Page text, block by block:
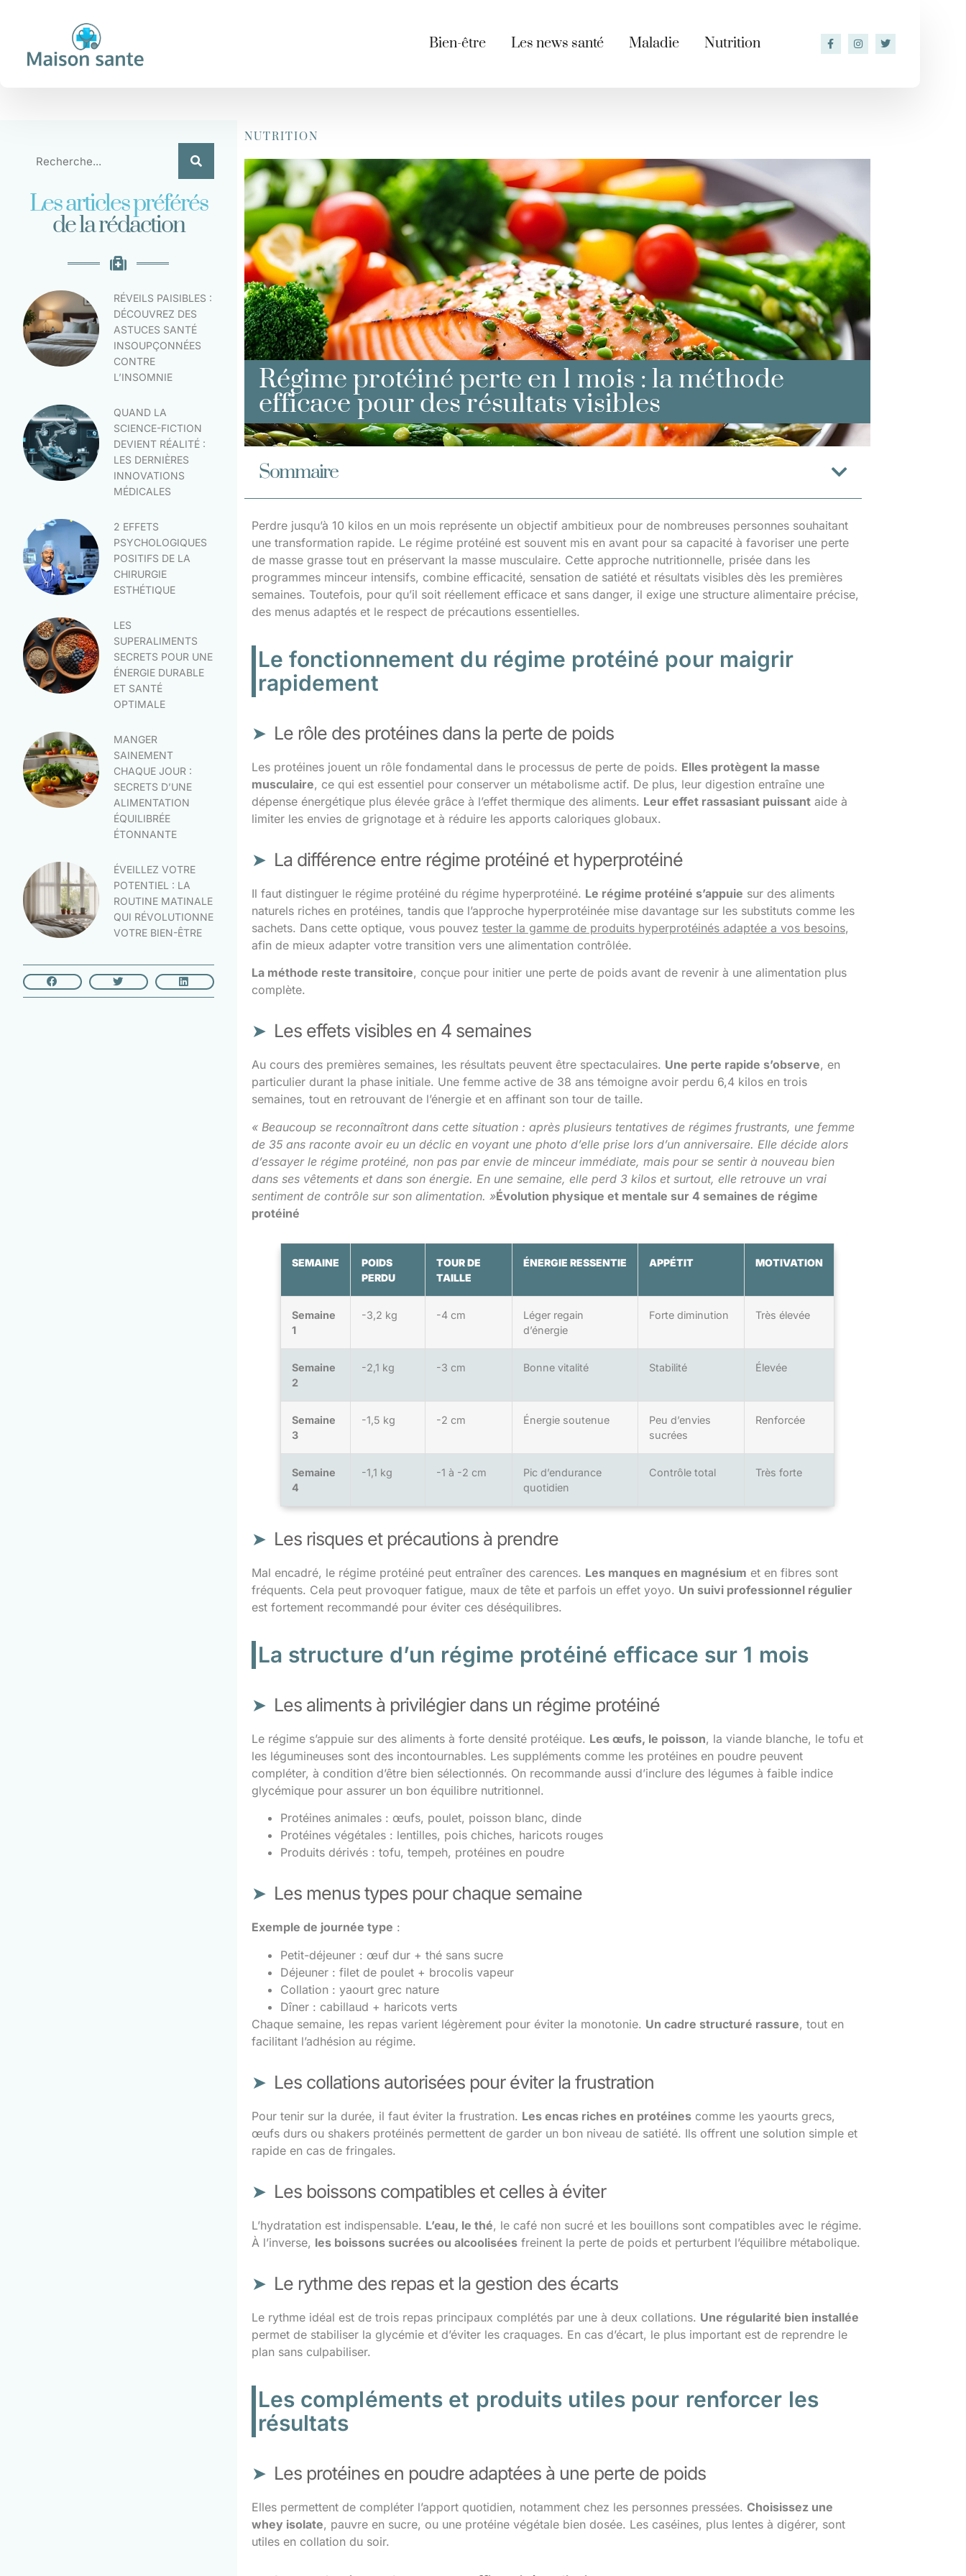
Bien-être Les news santé Maladie Nutrition
Les articles préférés
de la rédaction
RÉVEILS PAISIBLES :
DÉCOUVREZ DES
ASTUCES SANTÉ
INSOUPÇONNÉES
CONTRE
L’INSOMNIE
QUAND LA
SCIENCE-FICTION
DEVIENT RÉALITÉ :
LES DERNIÈRES
INNOVATIONS
MÉDICALES
2 EFFETS
PSYCHOLOGIQUES
POSITIFS DE LA
CHIRURGIE
ESTHÉTIQUE
LES
SUPERALIMENTS
SECRETS POUR UNE
ÉNERGIE DURABLE
ET SANTÉ
OPTIMALE
MANGER
SAINEMENT
CHAQUE JOUR :
SECRETS D’UNE
ALIMENTATION
ÉQUILIBRÉE
ÉTONNANTE
ÉVEILLEZ VOTRE
POTENTIEL : LA
ROUTINE MATINALE
QUI RÉVOLUTIONNE
VOTRE BIEN-ÊTRE
NUTRITION
Régime protéiné perte en 1 mois : la méthode
efficace pour des résultats visibles
Sommaire
Perdre jusqu’à 10 kilos en un mois représente un objectif ambitieux pour de nombreuses personnes souhaitant
une transformation rapide. Le régime protéiné est souvent mis en avant pour sa capacité à favoriser une perte
de masse grasse tout en préservant la masse musculaire. Cette approche nutritionnelle, prisée dans les
programmes minceur intensifs, combine efficacité, sensation de satiété et résultats visibles dès les premières
semaines. Toutefois, pour qu’il soit réellement efficace et sans danger, il exige une structure alimentaire précise,
des menus adaptés et le respect de précautions essentielles.
Le fonctionnement du régime protéiné pour maigrir
rapidement
Le rôle des protéines dans la perte de poids
Les protéines jouent un rôle fondamental dans le processus de perte de poids. Elles protègent la masse
musculaire, ce qui est essentiel pour conserver un métabolisme actif. De plus, leur digestion entraîne une
dépense énergétique plus élevée grâce à l’effet thermique des aliments. Leur effet rassasiant puissantaide à
limiter les envies de grignotage et à réduire les apports caloriques globaux.
La différence entre régime protéiné et hyperprotéiné
Il faut distinguer le régime protéiné du régime hyperprotéiné. Le régime protéiné s’appuie sur des aliments
naturels riches en protéines, tandis que l’approche hyperprotéinée mise davantage sur les substituts comme les
sachets. Dans cette optique, vous pouvez tester la gamme de produits hyperprotéinés adaptée a vos besoins,
afin de mieux adapter votre transition vers une alimentation contrôlée.
La méthode reste transitoire, conçue pour initier une perte de poids avant de revenir à une alimentation plus
complète.
Les effets visibles en 4 semaines
Au cours des premières semaines, les résultats peuvent être spectaculaires. Une perte rapide s’observe, en
particulier durant la phase initiale. Une femme active de 38 ans témoigne avoir perdu 6,4 kilos en trois
semaines, tout en retrouvant de l’énergie et en affinant son tour de taille.
« Beaucoup se reconnaîtront dans cette situation : après plusieurs tentatives de régimes frustrants, une femme
de 35 ans raconte avoir eu un déclic en voyant une photo d’elle prise lors d’un anniversaire. Elle décide alors
d’essayer le régime protéiné, non pas par envie de minceur immédiate, mais pour se sentir à nouveau bien
dans ses vêtements et dans son énergie. En une semaine, elle perd 3 kilos et surtout, elle retrouve un vrai
sentiment de contrôle sur son alimentation. »Évolution physique et mentale sur 4 semaines de régime
protéiné
SEMAINE
POIDS
PERDU
TOUR DE
TAILLE
ÉNERGIE RESSENTIE APPÉTIT MOTIVATION
Semaine
1
-3,2 kg -4 cm
Léger regain
d’énergie
Forte diminution Très élevée
Semaine
2
-2,1 kg -3 cm Bonne vitalité Stabilité Élevée
Semaine
3
-1,5 kg -2 cm Énergie soutenue
Peu d’envies
sucrées
Renforcée
Semaine
4
-1,1 kg -1 à -2 cm
Pic d’endurance
quotidien
Contrôle total Très forte
Les risques et précautions à prendre
Mal encadré, le régime protéiné peut entraîner des carences. Les manques en magnésium et en fibres sont
fréquents. Cela peut provoquer fatigue, maux de tête et parfois un effet yoyo. Un suivi professionnel régulier
est fortement recommandé pour éviter ces déséquilibres.
La structure d’un régime protéiné efficace sur 1 mois
Les aliments à privilégier dans un régime protéiné
Le régime s’appuie sur des aliments à forte densité protéique. Les œufs, le poisson, la viande blanche, le tofu et
les légumineuses sont des incontournables. Les suppléments comme les protéines en poudre peuvent
compléter, à condition d’être bien sélectionnés. On recommande aussi d’inclure des légumes à faible indice
glycémique pour assurer un bon équilibre nutritionnel.
Protéines animales : œufs, poulet, poisson blanc, dinde
Protéines végétales : lentilles, pois chiches, haricots rouges
Produits dérivés : tofu, tempeh, protéines en poudre
Les menus types pour chaque semaine
Exemple de journée type :
Petit-déjeuner : œuf dur + thé sans sucre
Déjeuner : filet de poulet + brocolis vapeur
Collation : yaourt grec nature
Dîner : cabillaud + haricots verts
Chaque semaine, les repas varient légèrement pour éviter la monotonie. Un cadre structuré rassure, tout en
facilitant l’adhésion au régime.
Les collations autorisées pour éviter la frustration
Pour tenir sur la durée, il faut éviter la frustration. Les encas riches en protéinescomme les yaourts grecs,
œufs durs ou shakers protéinés permettent de garder un bon niveau de satiété. Ils offrent une solution simple et
rapide en cas de fringales.
Les boissons compatibles et celles à éviter
L’hydratation est indispensable. L’eau, le thé, le café non sucré et les bouillons sont compatibles avec le régime.
À l’inverse, les boissons sucrées ou alcooliséesfreinent la perte de poids et perturbent l’équilibre métabolique.
Le rythme des repas et la gestion des écarts
Le rythme idéal est de trois repas principaux complétés par une à deux collations. Une régularité bien installée
permet de stabiliser la glycémie et d’éviter les craquages. En cas d’écart, le plus important est de reprendre le
plan sans culpabiliser.
Les compléments et produits utiles pour renforcer les
résultats
Les protéines en poudre adaptées à une perte de poids
Elles permettent de compléter l’apport quotidien, notamment chez les personnes pressées. Choisissez une
whey isolate, pauvre en sucre, ou une protéine végétale bien dosée. Les caséines, plus lentes à digérer, sont
utiles en collation du soir.